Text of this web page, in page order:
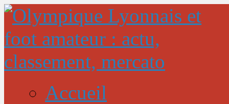
Accueil